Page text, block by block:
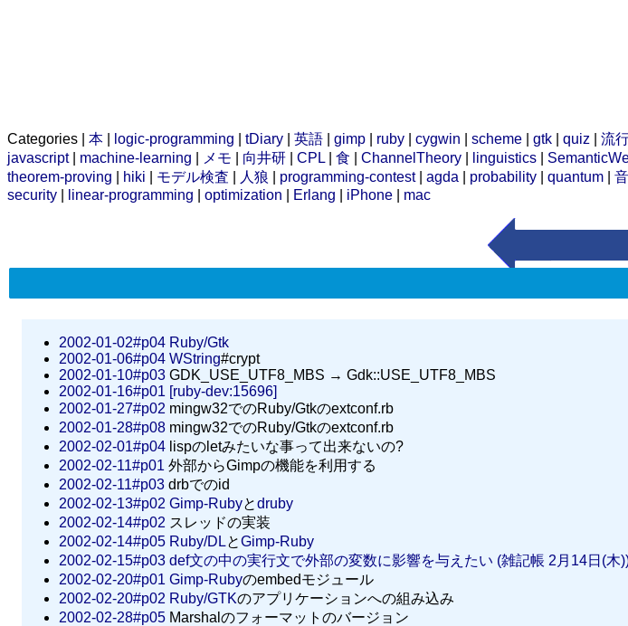
Categories | 本 logic-programming tDiary 英語 gimp ruby cygwin scheme gtk quiz 流
javascript| machine-learning メモ 向井研 CPL 食 ChannelTheory linguistics
theorem-proving
hiki モデル検査 人狼 programming-contest| agda probability quantum
security
linear-programming optimization Erlang iPhone mac
2002-01-02#p04 Ruby/Gtk
2002-01-06#p04 WString#crypt
2002-01-10#p03 GDK_USE_UTF8_MBS → Gdk::USE_UTF8_MBS
2002-01-16#p01 [ruby-dev:15696]
2002-01-27#p02 mingw32でのRuby/Gtkのextconf.rb
2002-01-28#p08 mingw32でのRuby/Gtkのextconf.rb
2002-02-01#p04 lispのletみたいな事って出来ないの?
2002-02-11#p01 外部からGimpの機能を利用する
2002-02-11#p03 drbでのid
2002-02-13#p02 Gimp-Rubyとdruby
2002-02-14#p02 スレッドの実装
2002-02-14#p05 Ruby/DLとGimp-Ruby
2002-02-15#p03 def文の中の実行文で外部の変数に影響を与えたい (雑記帳 2月14日(木
2002-02-20#p01 Gimp-Rubyのembedモジュール
2002-02-20#p02 Ruby/GTKのアプリケーションへの組み込み
2002-02-28#p05 Marshalのフォーマットのバージョン